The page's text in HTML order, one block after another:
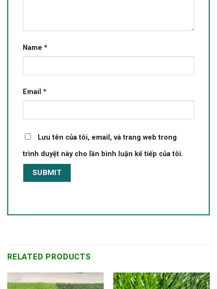
Name *
Email *
Lưu tên của tôi, email, và trang web trong
trình duyệt này cho lần bình luận kế tiếp của tôi.
RELATED PRODUCTS